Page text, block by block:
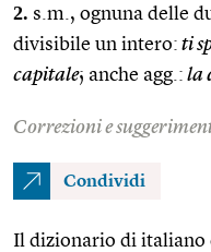
2. s.m., ognuna delle
divisibile un intero: ti
capitale; anche agg.: la
Correzioni e
Condividi
Il dizionario di italiano